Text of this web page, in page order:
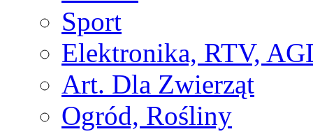
Sport
Elektronika, RTV,
Art. Dla Zwierząt
Ogród, Rośliny